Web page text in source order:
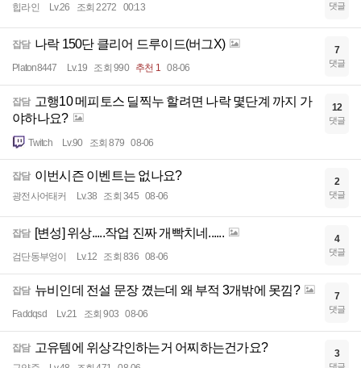
힙라인 Lv.26 조회 2272 00:13 댓글
잡담 나락 150단 클리어 드루이드(버그X)
Platon8447 Lv.19 조회 990 추천 1 08-06
7
댓글
잡담 고행10 메피토스 딜찍누 할려면 나락 몇단계 까지 가
야하나요?
Twitch Lv.90 조회 879 08-06
12
댓글
잡담 이번시즌 이벤트는 없나요?
광전사어태커 Lv.38 조회 345 08-06
2
댓글
잡담 [변성] 위상.....작업 진짜 개빡치네......
검단동부엉이 Lv.12 조회 836 08-06
4
댓글
잡담 뉴비인데 전설 문장 꼈는데 왜 부적 3개밖에 못낌?
Faddqsd Lv.21 조회 903 08-06
7
댓글
잡담 고유템에 위상각인하는거 어찌하는건가요? 3